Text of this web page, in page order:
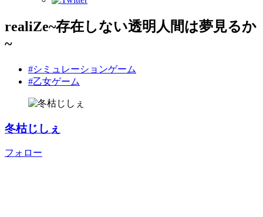
realiZe~存在しない透明人間は夢見るか
~
#シミュレーションゲーム
#乙女ゲーム
冬枯じしぇ
フォロー